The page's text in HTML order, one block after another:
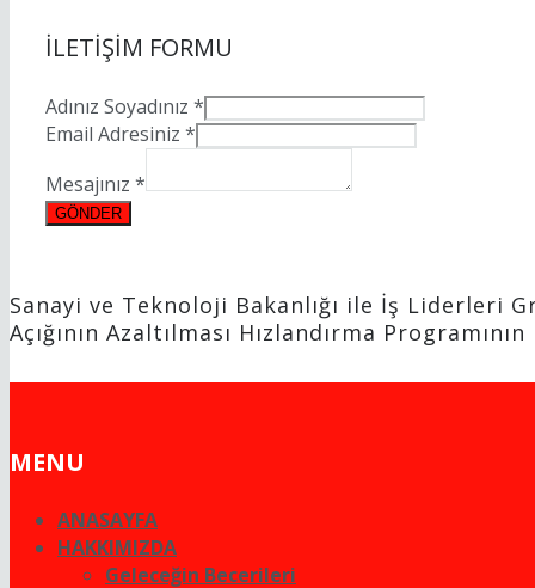
İLETİŞİM FORMU
Adınız Soyadınız *
Email Adresiniz *
Mesajınız *
GÖNDER
Sanayi ve Teknoloji Bakanlığı ile İş Liderleri
Açığının Azaltılması Hızlandırma
MENU
ANASAYFA
HAKKIMIZDA
Geleceğin Becerileri